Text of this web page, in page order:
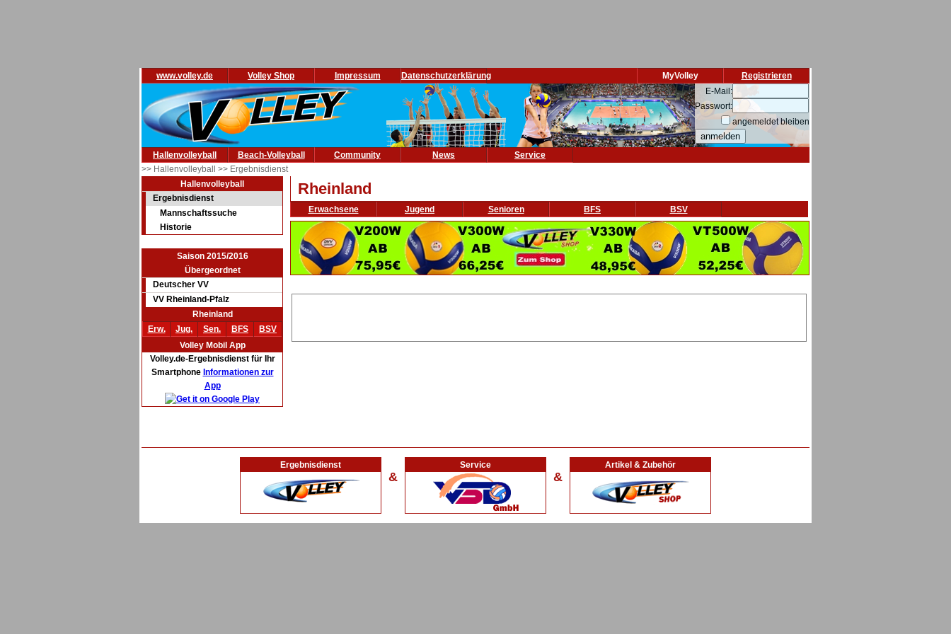
www.volley.de Volley Shop Impressum Datenschutzerklärung Registrieren
MyVolley
E-Mail:
Passwort:
angemeldet bleiben
Hallenvolleyball Beach-Volleyball Community News
Service
>> Hallenvolleyball >> Ergebnisdienst
Hallenvolleyball
Ergebnisdienst
Mannschaftssuche
Historie
Saison 2015/2016
Übergeordnet
Deutscher VV
VV Rheinland-Pfalz
Rheinland
Erw.
Jug. Sen. BFS
BSV
Volley Mobil App
Volley.de-Ergebnisdienst für Ihr
Smartphone Informationen zur
App
Rheinland
Erwachsene Jugend Senioren BFS BSV
Ergebnisdienst
&
Service
&
Artikel & Zubehör